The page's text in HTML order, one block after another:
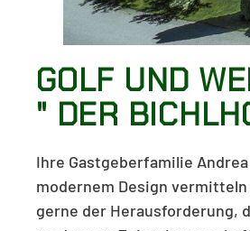
GOLF UND
" DER
Ihre Gastgeberfamilie
modernem Design
gerne der Herausforderung,